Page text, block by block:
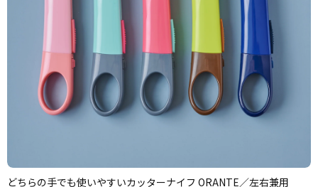
どちらの手でも使いやすいカッターナイフ ORANTE／左右兼用